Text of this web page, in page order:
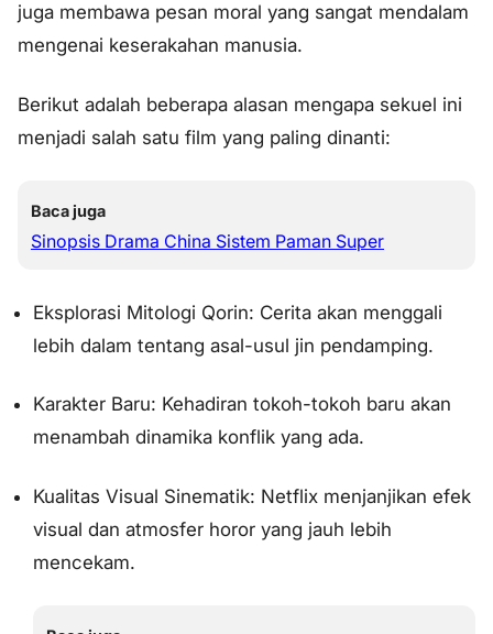
juga membawa pesan moral yang sangat mendalam
mengenai keserakahan manusia.
Berikut adalah beberapa alasan mengapa sekuel ini
menjadi salah satu film yang paling dinanti:
Baca juga
Sinopsis Drama China Sistem Paman Super
Eksplorasi Mitologi Qorin: Cerita akan menggali
lebih dalam tentang asal-usul jin pendamping.
Karakter Baru: Kehadiran tokoh-tokoh baru akan
menambah dinamika konflik yang ada.
Kualitas Visual Sinematik: Netflix menjanjikan efek
visual dan atmosfer horor yang jauh lebih
mencekam.